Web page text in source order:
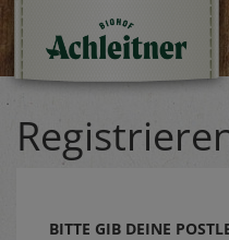
BITTE GIB DEINE